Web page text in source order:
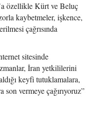
özellikle Kürt ve Beluç
kaybetmeler, işkence,
çağrısında
sitesinde
İran yetkililerini
keyfi tutuklamalara,
vermeye çağırıyoruz”